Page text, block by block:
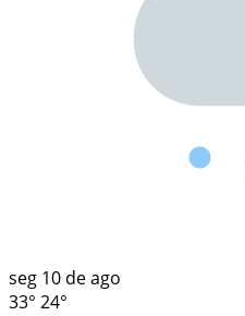
seg 10 de ago
33° 24°